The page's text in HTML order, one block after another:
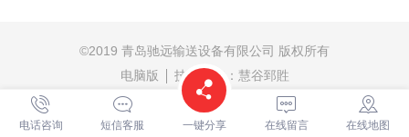
©2019 青岛驰远输送设备有限公司 版权所有
电脑版
技术支持： 慧谷郅貹
鲁ICP备20022631号-1
电话咨询 短信客服 一键分享 在线留言 在线地图